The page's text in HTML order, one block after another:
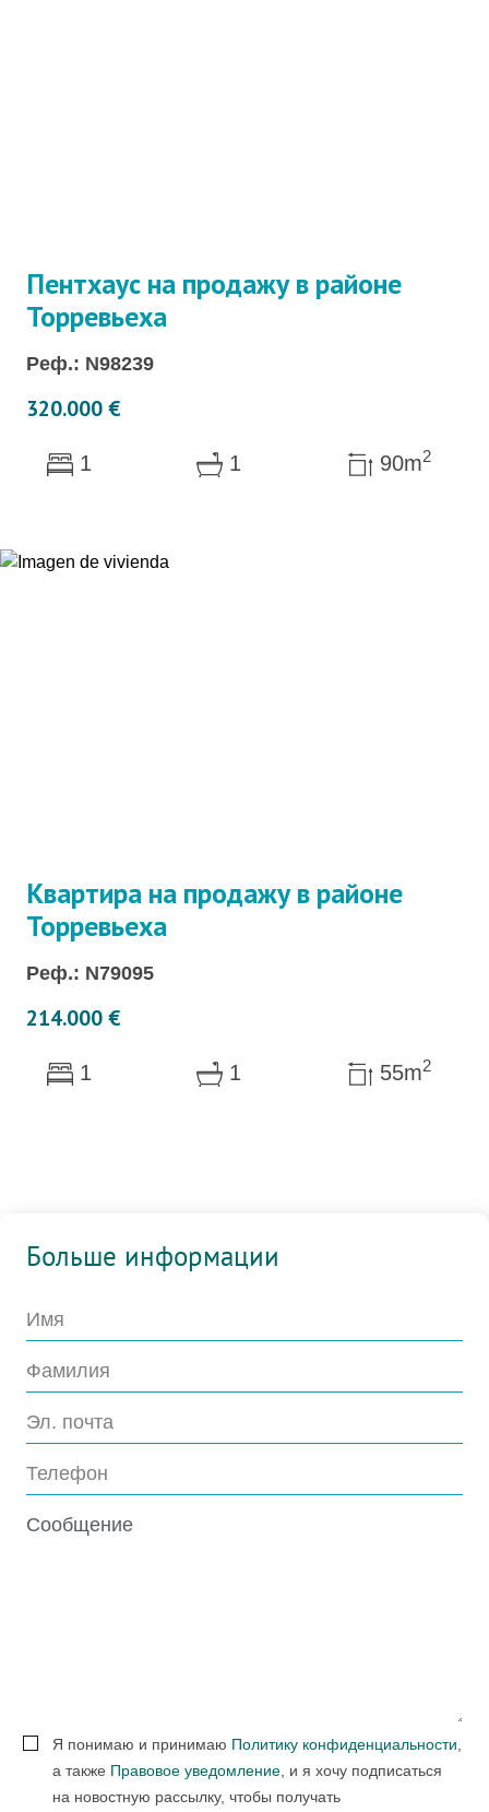
Пентхаус на продажу в районе
Торревьеха
Реф.: N98239
320.000 €
1 1 90m2
Квартира на продажу в районе
Торревьеха
Реф.: N79095
214.000 €
1 1 55m2
Больше информации
Я понимаю и принимаю Политику конфиденциальности
а также Правовое уведомление , и я хочу подписаться
на новостную рассылку, чтобы получать